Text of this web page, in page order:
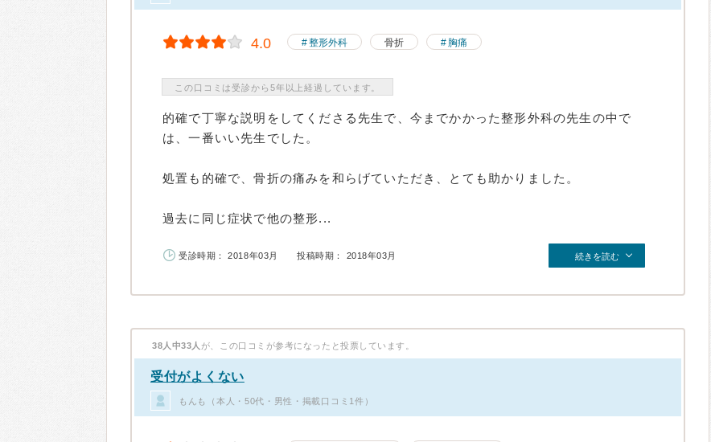
4.0 整形外科 骨折 胸痛
この口コミは受診から5年以上経過しています。
的確で丁寧な説明をしてくださる先生で、今までかかった整形外科の先生の中で
は、一番いい先生でした。
処置も的確で、骨折の痛みを和らげていただき、とても助かりました。
過去に同じ症状で他の整形...
受診時期： 2018年03月 投稿時期： 2018年03月 続きを読む
38人中33人 が、この口コミが参考になったと投票しています。
受付がよくない
もんも（本人・50代・男性・掲載口コミ1件）